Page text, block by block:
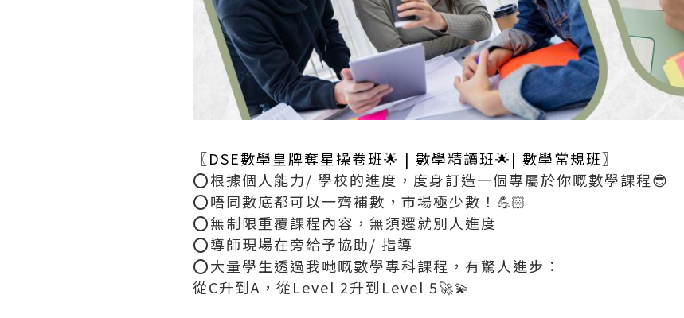
〖DSE數學皇牌奪星操卷班🌟 | 數學精讀班🌟| 數學常規班〗
⭕根據個人能力/ 學校的進度，度身訂造一個專屬於你嘅數學課程😎
⭕唔同數底都可以一齊補數，市場極少數！💪🏻
⭕無制限重覆課程內容，無須遷就別人進度
⭕導師現場在旁給予協助/ 指導
⭕大量學生透過我哋嘅數學專科課程，有驚人進步：
從C升到A，從Level 2升到Level 5🚀💫